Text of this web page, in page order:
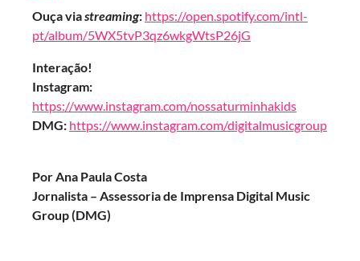
Ouça viastreaming: https://open.spotify.com/intl-
pt/album/5WX5tvP3qz6wkgWtsP26jG
Interação!
Instagram:
https://www.instagram.com/nossaturminhakids
DMG: https://www.instagram.com/digitalmusicgroup
Por Ana Paula Costa
Jornalista – Assessoria de Imprensa Digital Music
Group (DMG)